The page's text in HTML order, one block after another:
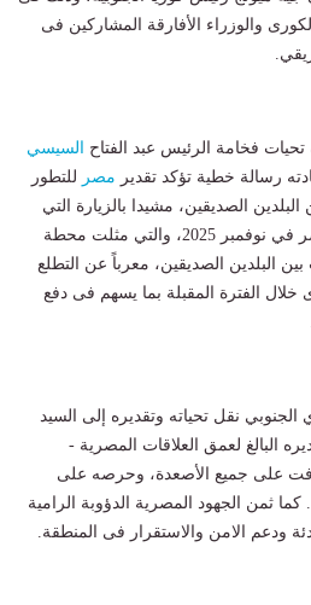
والوزراء الأفارقة المشاركين فى
تحيات فخامة الرئيس عبد الفتاح
السيسي
رسالة خطية تؤكد تقدير مصر للتطور
البلدين الصديقين، مشيدا بالزيارة التي
قام بها الرئيس الكوري إلى مصر في نوفمبر 2025، والتي مثلت محطة
البلدين الصديقين، معرباً عن التطلع
خلال الفترة المقبلة بما يسهم فى دفع
نقل تحياته وتقديره إلى السيد
البالغ لعمق العلاقات المصرية -
على جميع الأصعدة، وحرصه على
ثمن الجهود المصرية الدؤوبة الرامية
ودعم الامن والاستقرار فى المنطقة.